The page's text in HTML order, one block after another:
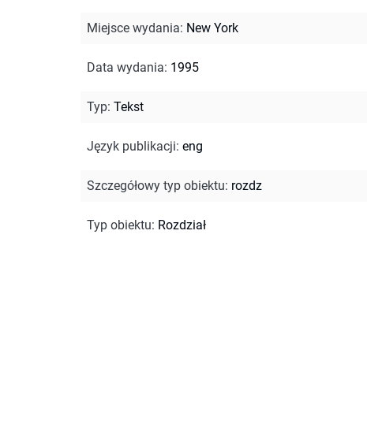
Miejsce wydania: New York
Data wydania: 1995
Typ: Tekst
Język publikacji: eng
Szczegółowy typ obiektu: rozdz
Typ obiektu: Rozdział